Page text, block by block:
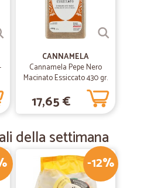
CANNAMELA
Cannamela Pepe Nero
Macinato Essiccato 430 gr.
17,65 €
della settimana
-12%